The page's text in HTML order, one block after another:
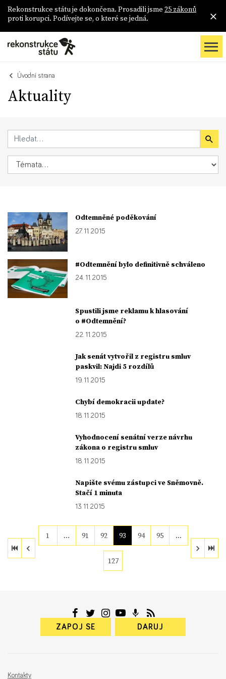
Rekonstrukce státu je dokončena. Prosadili jsme 25 zákonů
proti korupci. Podívejte se, o které se jedná.
Úvodní strana
Aktuality
Odtemněné poděkování
27. 11. 2015
#Odtemnění bylo definitivně schváleno
24. 11. 2015
Spustili jsme reklamu k hlasování
o #Odtemnění?
22. 11. 2015
Jak senát vytvořil z registru smluv
paskvil: Najdi 5 rozdílů
19. 11. 2015
Chybí demokracii update?
18. 11. 2015
Vyhodnocení senátní verze návrhu
zákona o registru smluv
18. 11. 2015
Napište svému zástupci ve Sněmovně.
Stačí 1 minuta
13. 11. 2015
1 … 91 92 93 94 95 …
127
ZAPOJ SE DARUJ
Kontakty